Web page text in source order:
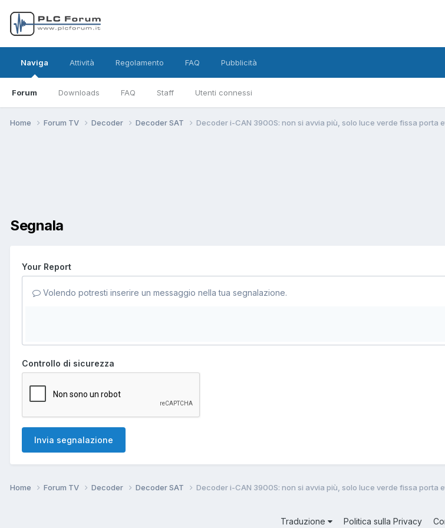
Naviga
Forum Downloads FAQ Staff Utenti connessi
Attività Regolamento FAQ Pubblicità
Home Forum TV Decoder Decoder SAT Decoder i-CAN 3900S: non si avvia più, solo luce verde fissa porta
Segnala
Your Report
Volendo potresti inserire un messaggio nella tua segnalazione.
Controllo di sicurezza
Invia segnalazione
Home Forum TV Decoder Decoder SAT Decoder i-CAN 3900S: non si avvia più, solo luce verde fissa porta
Traduzione Politica sulla Privacy